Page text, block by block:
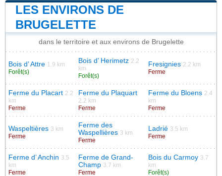
LES ENVIRONS DE
BRUGELETTE
dans le territoire et aux environs de Brugelette
Bois d’ Attre 1.9 km
Forêt(s)
Bois d’ Herimetz 2.2
km
Forêt(s)
Fresignies 2.2 km
Ferme
Ferme du Placart 2.2
km
Ferme
Ferme du Plaquart
2.2 km
Ferme
Ferme du Bloens 2.4
km
Ferme
Waspeltières 3 km
Ferme
Ferme des
Waspellières 3 km
Ferme
Ladrié 3.5 km
Ferme
Ferme d’ Anchin 3.5
km
Ferme
Ferme de Grand-
Champ 3.7 km
Ferme
Bois du Carmoy 3.7
km
Forêt(s)